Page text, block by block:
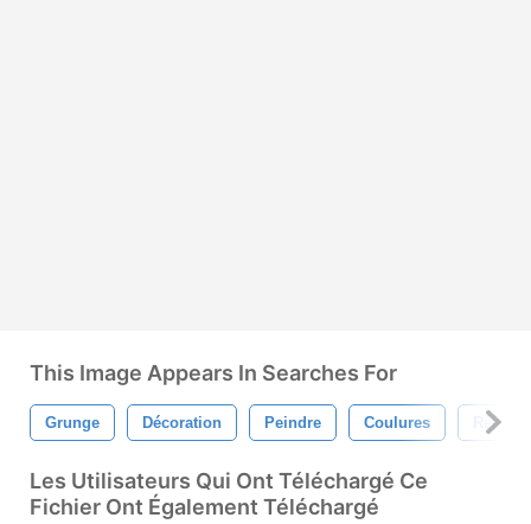
This Image Appears In Searches For
Grunge Décoration Peindre Coulures
Les Utilisateurs Qui Ont Téléchargé Ce
Fichier Ont Également Téléchargé